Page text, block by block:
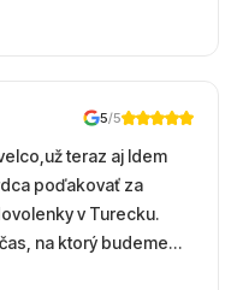
more,
5/5
teraz aj Idem
poďakovať za
v Turecku.
na ktorý budeme
prebehlo